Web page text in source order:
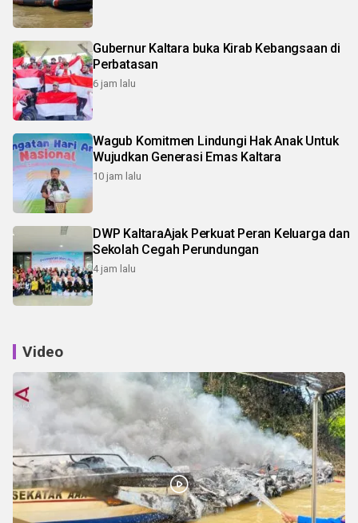
Gubernur Kaltara buka Kirab Kebangsaan di
Perbatasan
6 jam lalu
Wagub Komitmen Lindungi Hak Anak Untuk
Wujudkan Generasi Emas Kaltara
10 jam lalu
DWP KaltaraAjak Perkuat Peran Keluarga dan
Sekolah Cegah Perundungan
4 jam lalu
Video